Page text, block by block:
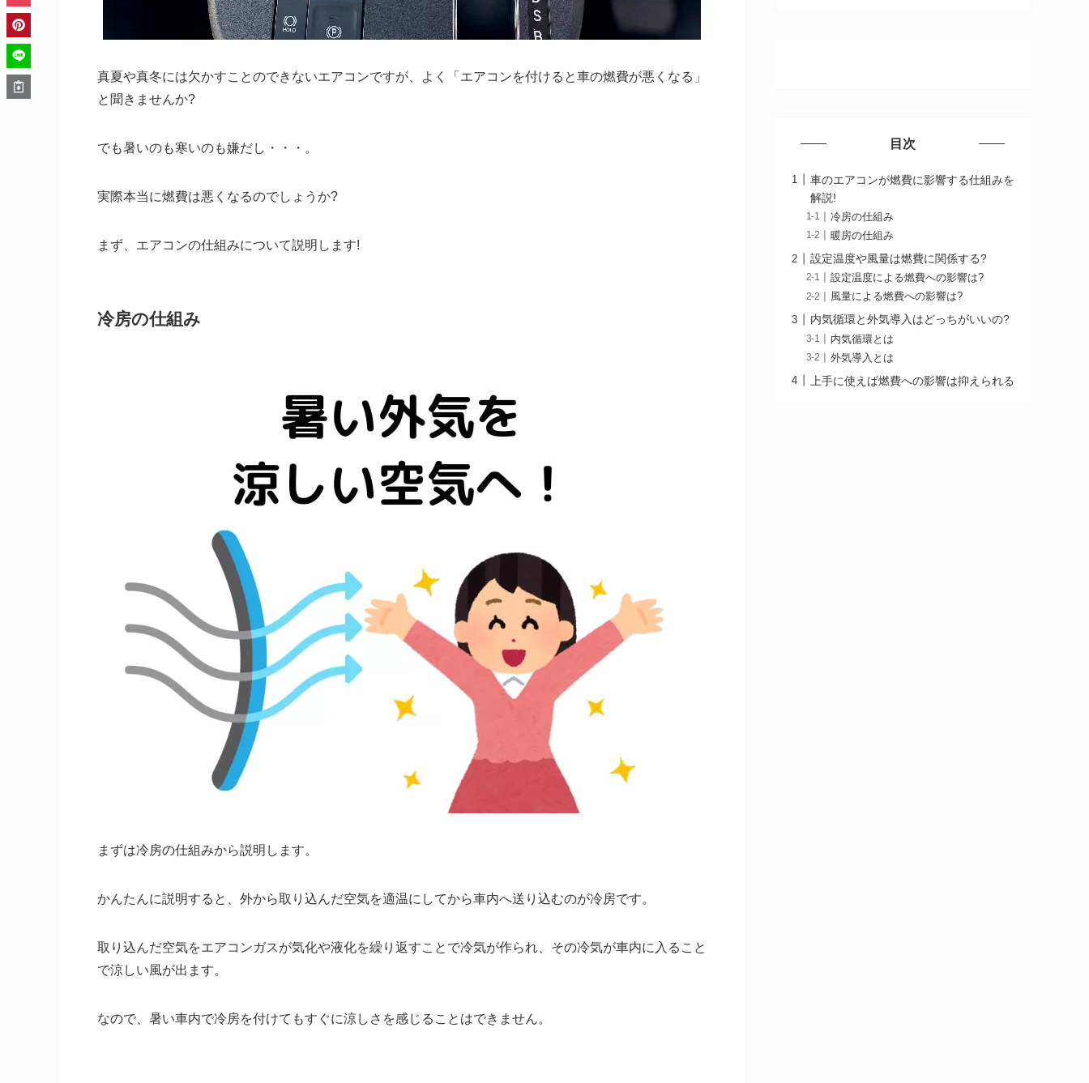
真夏や真冬には欠かすことのできないエアコンですが、よく「エアコンを付けると車の燃費が悪くなる」
と聞きませんか?
でも暑いのも寒いのも嫌だし・・・。
実際本当に燃費は悪くなるのでしょうか?
まず、エアコンの仕組みについて説明します!
冷房の仕組み
まずは冷房の仕組みから説明します。
かんたんに説明すると、外から取り込んだ空気を適温にしてから車内へ送り込むのが冷房です。
取り込んだ空気をエアコンガスが気化や液化を繰り返すことで冷気が作られ、その冷気が車内に入ること
で涼しい風が出ます。
なので、暑い車内で冷房を付けてもすぐに涼しさを感じることはできません。
目次
車のエアコンが燃費に影響する仕組みを
解説!
冷房の仕組み
暖房の仕組み
設定温度や風量は燃費に関係する?
設定温度による燃費への影響は?
風量による燃費への影響は?
内気循環と外気導入はどっちがいいの?
内気循環とは
外気導入とは
上手に使えば燃費への影響は抑えられる